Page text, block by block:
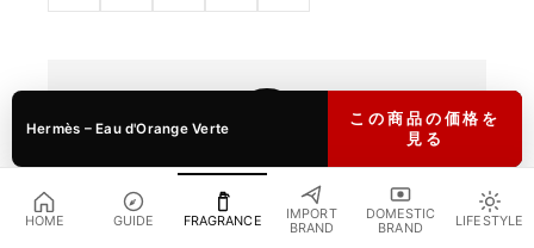
WRITTEN BY
GUZ FASHION 編集部
Hermès – Eau d'Orange Verte
この商品の価格を
見る
HOME GUIDE FRAGRANCE
IMPORT
BRAND
DOMESTIC
BRAND
LIFESTYLE